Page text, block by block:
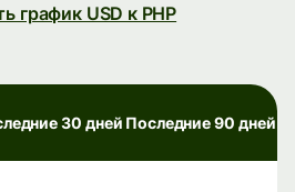
график USD к PHP
30 дней Последние 90 дней